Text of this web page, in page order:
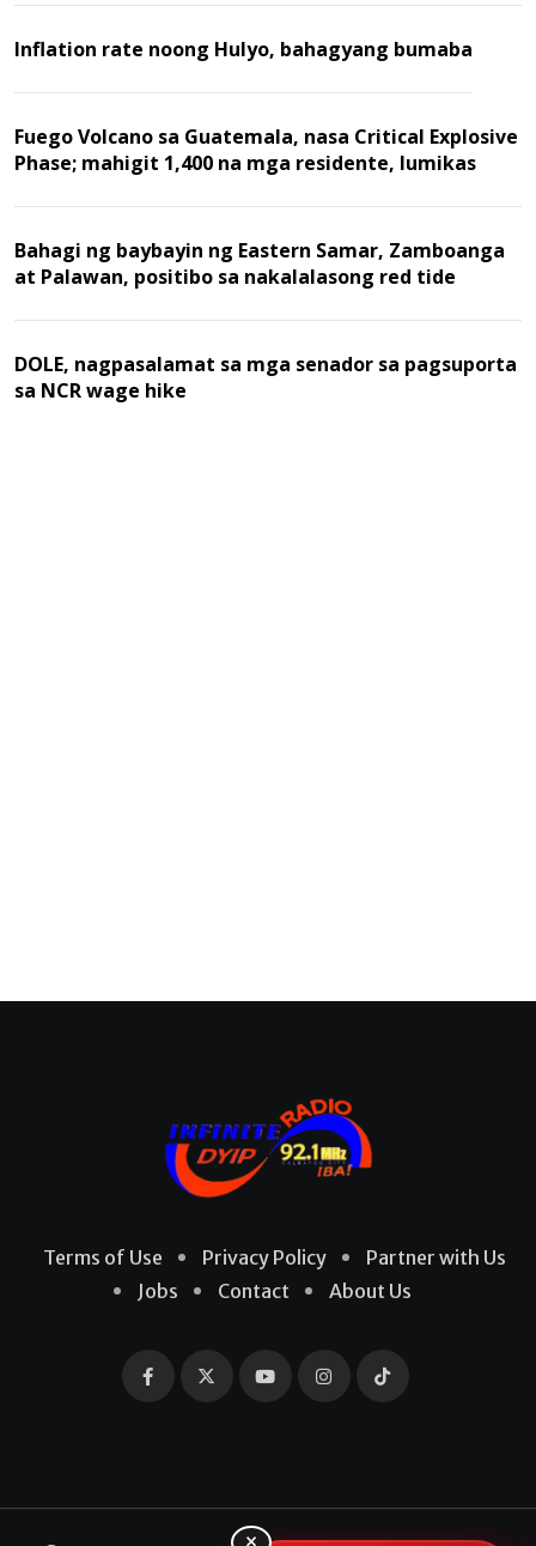
Inflation rate noong Hulyo, bahagyang bumaba
Fuego Volcano sa Guatemala, nasa Critical Explosive
Phase; mahigit 1,400 na mga residente, lumikas
Bahagi ng baybayin ng Eastern Samar, Zamboanga
at Palawan, positibo sa nakalalasong red tide
DOLE, nagpasalamat sa mga senador sa pagsuporta
sa NCR wage hike
Terms of Use Privacy Policy
Partner with Us
Jobs
Contact About Us